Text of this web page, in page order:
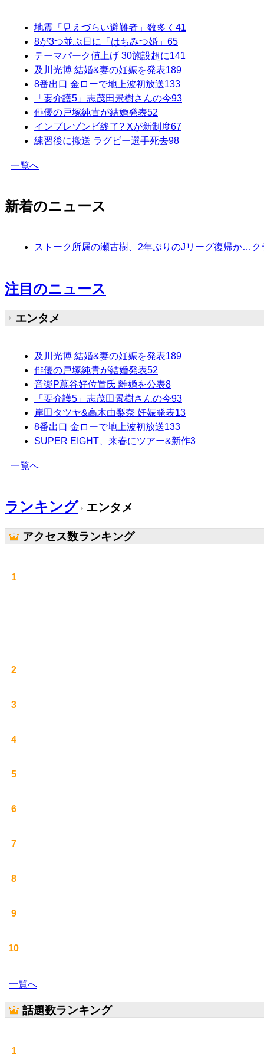
地震「見えづらい避難者」数多く 41
8が3つ並ぶ日に「はちみつ婚」 65
テーマパーク値上げ 30施設超に141
及川光博 結婚&妻の妊娠を発表189
8番出口 金ローで地上波初放送133
「要介護5」志茂田景樹さんの今93
俳優の戸塚純貴が結婚発表52
インプレゾンビ終了? Xが新制度67
練習後に搬送 ラグビー選手死去98
一覧へ
新着のニュース
ストーク所属の瀬古樹、2年ぶりのJリーグ復帰か…ク
注目のニュース
エンタメ
及川光博 結婚&妻の妊娠を発表189
俳優の戸塚純貴が結婚発表52
音楽P蔦谷好位置氏 離婚を公表8
「要介護5」志茂田景樹さんの今93
岸田タツヤ&高木由梨奈 妊娠発表13
8番出口 金ローで地上波初放送133
SUPER EIGHT、来春にツアー&新作3
一覧へ
ランキング エンタメ
アクセス数ランキング
1
2
3
4
5
6
7
8
9
10
一覧へ
話題数ランキング
1